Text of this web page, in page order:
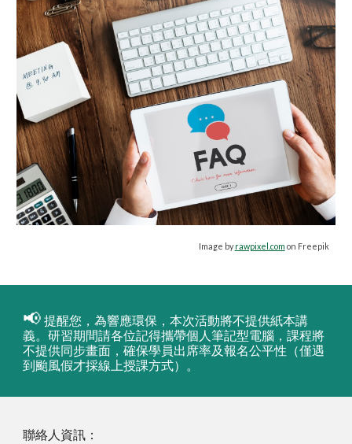
Image byrawpixel.com on Freepik
📢提醒您，為響應環保，本次活動將不提供紙本講
義。研習期間請各位記得攜帶個人筆記型電腦，課程將
不提供同步畫面，確保學員出席率及報名公平性（僅遇
到颱風假才採線上授課方式）。
聯絡人資訊：